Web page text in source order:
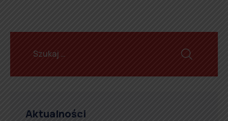
Aktualności